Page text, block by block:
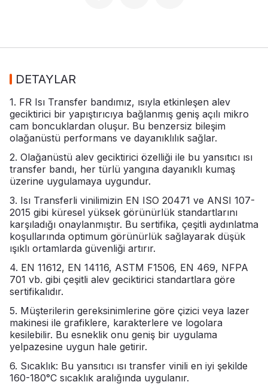
DETAYLAR
1. FR Isı Transfer bandımız, ısıyla etkinleşen alev
geciktirici bir yapıştırıcıya bağlanmış geniş açılı mikro
cam boncuklardan oluşur. Bu benzersiz bileşim
olağanüstü performans ve dayanıklılık sağlar.
2. Olağanüstü alev geciktirici özelliği ile bu yansıtıcı ısı
transfer bandı, her türlü yangına dayanıklı kumaş
üzerine uygulamaya uygundur.
3. Isı Transferli vinilimizin EN ISO 20471 ve ANSI 107-
2015 gibi küresel yüksek görünürlük standartlarını
karşıladığı onaylanmıştır. Bu sertifika, çeşitli aydınlatma
koşullarında optimum görünürlük sağlayarak düşük
ışıklı ortamlarda güvenliği artırır.
4. EN 11612, EN 14116, ASTM F1506, EN 469, NFPA
701 vb. gibi çeşitli alev geciktirici standartlara göre
sertifikalıdır.
5. Müşterilerin gereksinimlerine göre çizici veya lazer
makinesi ile grafiklere, karakterlere ve logolara
kesilebilir. Bu esneklik onu geniş bir uygulama
yelpazesine uygun hale getirir.
6. Sıcaklık: Bu yansıtıcı ısı transfer vinili en iyi şekilde
160-180°C sıcaklık aralığında uygulanır.